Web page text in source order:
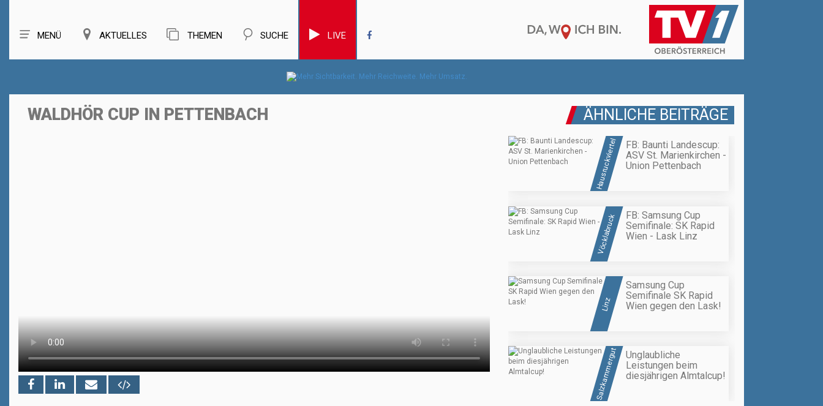
MENÜ AKTUELLES THEMEN SUCHE LIVE
WALDHÖR CUP IN PETTENBACH ÄHNLICHE BEITRÄGE
Hausruckviertel
FB: Baunti Landescup:
ASV St. Marienkirchen -
Union Pettenbach
Vöcklabruck
FB: Samsung Cup
Semifinale: SK Rapid
Wien - Lask Linz
Linz
Samsung Cup
Semifinale SK Rapid
Wien gegen den Lask!
Salzkammergut
Unglaubliche
Leistungen beim
diesjährigen Almtalcup!